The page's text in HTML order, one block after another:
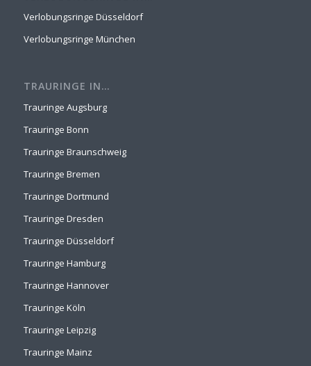
Verlobungsringe Düsseldorf
Verlobungsringe München
TRAURINGE IN…
Trauringe Augsburg
Trauringe Bonn
Trauringe Braunschweig
Trauringe Bremen
Trauringe Dortmund
Trauringe Dresden
Trauringe Düsseldorf
Trauringe Hamburg
Trauringe Hannover
Trauringe Köln
Trauringe Leipzig
Trauringe Mainz